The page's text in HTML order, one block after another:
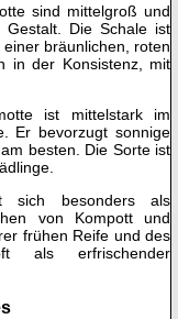
sind mittelgroß und
Gestalt. Die Schale ist
bräunlichen, roten
in der Konsistenz, mit
ist mittelstark im
Er bevorzugt sonnige
besten. Die Sorte ist
sich besonders als
von Kompott und
frühen Reife und des
als erfrischender